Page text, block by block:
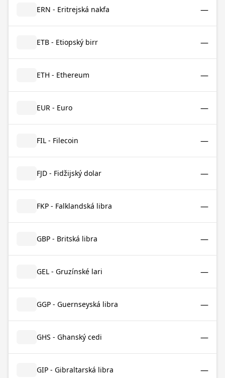
ERN - Eritrejská nakfa —
ETB - Etiopský birr —
ETH - Ethereum —
EUR - Euro —
FIL - Filecoin —
FJD - Fidžijský dolar —
FKP - Falklandská libra —
GBP - Britská libra —
GEL - Gruzínské lari —
GGP - Guernseyská libra —
GHS - Ghanský cedi —
GIP - Gibraltarská libra —